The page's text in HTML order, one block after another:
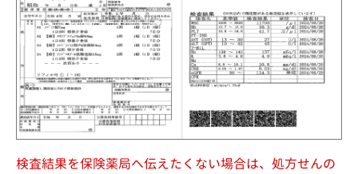
検査結果を保険薬局へ伝えたくない場合は、処方せんの